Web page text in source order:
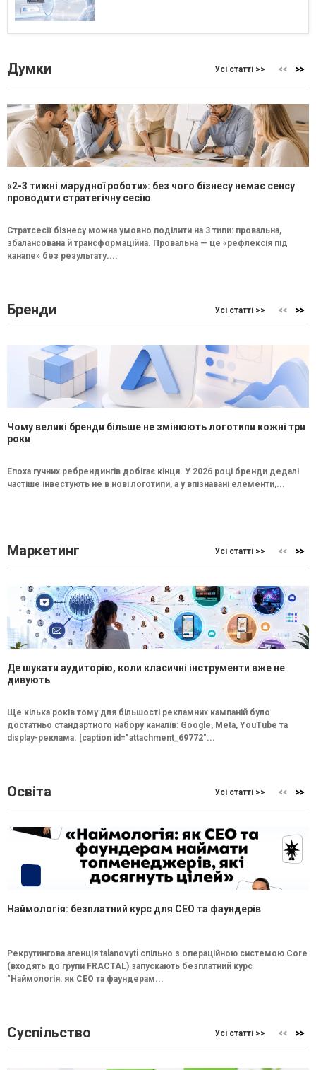
Думки Усі статті >>
«2-3 тижні марудної роботи»: без чого бізнесу немає сенсу
проводити стратегічну сесію
Стратсесії бізнесу можна умовно поділити на 3 типи: провальна,
збалансована й трансформаційна. Провальна — це «рефлексія під
канапе» без результату....
Бренди Усі статті >>
Чому великі бренди більше не змінюють логотипи кожні три
роки
Епоха гучних ребрендингів добігає кінця. У 2026 році бренди дедалі
частіше інвестують не в нові логотипи, а у впізнавані елементи,...
Маркетинг Усі статті >>
Де шукати аудиторію, коли класичні інструменти вже не
дивують
Ще кілька років тому для більшості рекламних кампаній було
достатньо стандартного набору каналів: Google, Meta, YouTube та
display-реклама. [caption id="attachment_69772"...
Освіта Усі статті >>
Наймологія: безплатний курс для CEO та фаундерів
Рекрутингова агенція talanovyti спільно з операційною системою Core
(входять до групи FRACTAL) запускають безплатний курс
"Наймологія: як СEO та фаундерам...
Суспільство Усі статті >>